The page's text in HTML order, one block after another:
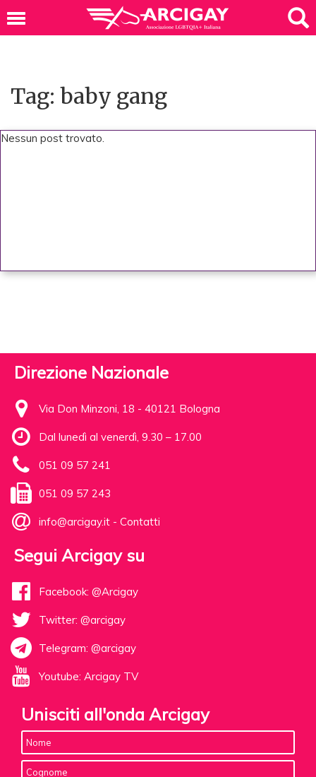
Tag: baby gang
Nessun post trovato.
Direzione Nazionale
Via Don Minzoni, 18 - 40121 Bologna
Dal lunedì al venerdì, 9.30 – 17.00
051 09 57 241
051 09 57 243
info@arcigay.it - Contatti
Segui Arcigay su
Facebook: @Arcigay
Twitter: @arcigay
Telegram: @arcigay
Youtube: Arcigay TV
Unisciti all'onda Arcigay